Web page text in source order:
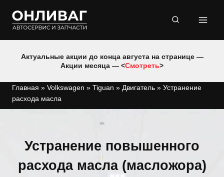
содержимому
Актуальные акции до конца августа на странице —
Акции месяца — <Смотреть>
Главная » Volkswagen » Tiguan » Двигатель » Устранение
расхода масла
Устранение повышенного
расхода масла (масложора)